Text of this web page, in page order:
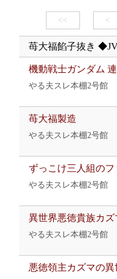
<< <
苺大福餡子抜き
機動戦士ガンダム
やる夫スレ本棚2号館
苺大福製造
やる夫スレ本棚2号館
ずっこけ三人組の
やる夫スレ本棚2号館
異世界悪徳貴族カズ
やる夫スレ本棚2号館
悪徳領主カズマの